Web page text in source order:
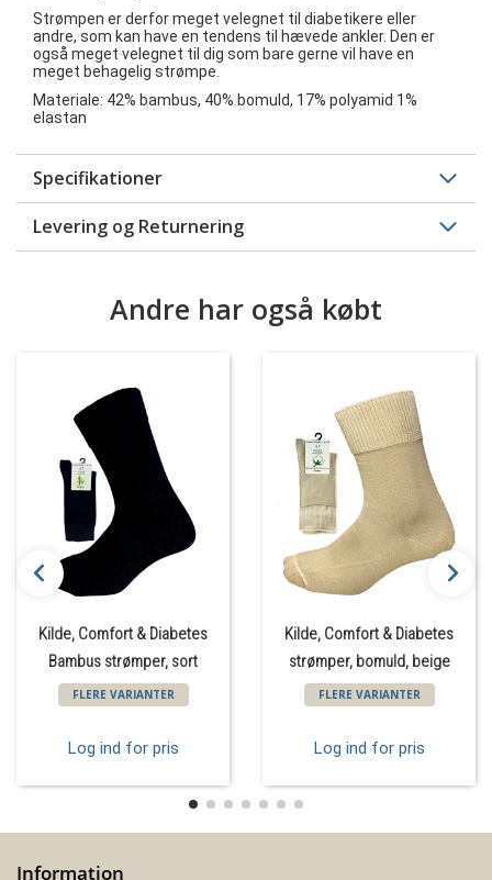
Strømpen er derfor meget velegnet til diabetikere eller
andre, som kan have en tendens til hævede ankler. Den er
også meget velegnet til dig som bare gerne vil have en
meget behagelig strømpe.
Materiale: 42% bambus, 40% bomuld, 17% polyamid 1%
elastan
Specifikationer
Levering og Returnering
Andre har også købt
Kilde, Comfort & Diabetes
Bambus strømper, sort
FLERE VARIANTER
Log ind for pris
Kilde, Comfort & Diabetes
strømper, bomuld, beige
FLERE VARIANTER
Log ind for pris
Information